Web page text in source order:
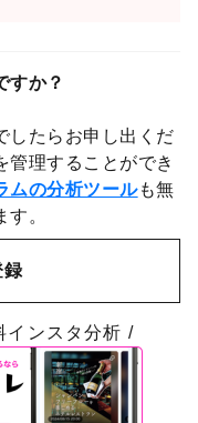
すか？
したらお申し出くだ
管理することができ
ムの分析ツールも無
。
録
インスタ分析 /